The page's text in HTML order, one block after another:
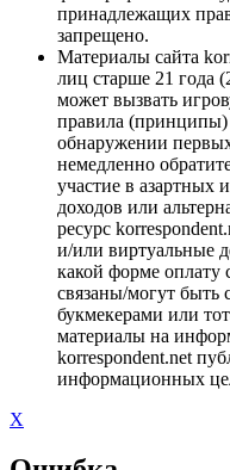
принадлежащих
запрещено.
Материалы сайта
лиц старше 21 года
может вызвать
правила
обнаружении
немедленно
участие в азартных
доходов или
ресурс
и/или виртуальные
какой форме оплату
связаны/могут быть
букмекерами или
материалы на
korrespondent.net
информационных
X